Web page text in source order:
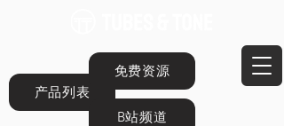
产品列表
免费资源
B站频道